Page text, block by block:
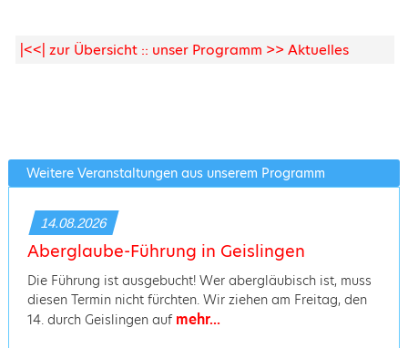
|<<| zur Übersicht :: unser Programm >> Aktuelles
Weitere Veranstaltungen aus unserem Programm
14.08.2026
Aberglaube-Führung in Geislingen
Die Führung ist ausgebucht! Wer abergläubisch ist, muss
diesen Termin nicht fürchten. Wir ziehen am Freitag, den
14. durch Geislingen aufmehr...